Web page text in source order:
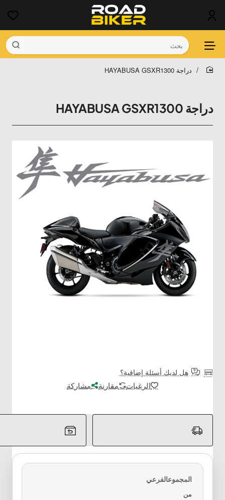
بحث
دراجة HAYABUSA GSXR1300
دراجة HAYABUSA GSXR1300
هل لديك أسئلة إضافية؟
الرغبات مقارنة مشاركة
من